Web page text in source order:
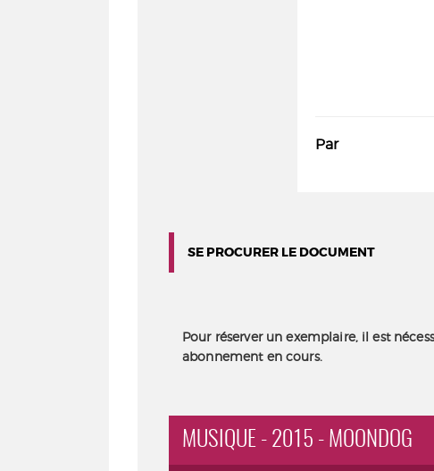
Par
SE PROCURER LE DOCUMENT
Pour réserver un exemplaire, il est
abonnement en cours.
MUSIQUE - 2015 - MOONDOG